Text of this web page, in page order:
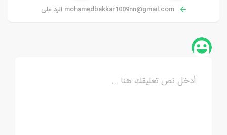
mohamedbakkar1009nn@gmail.com الرد على